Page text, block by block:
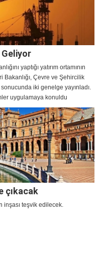
Geliyor
yaptığı yatırım ortamının
Bakanlığı, Çevre ve Şehircilik
iki genelge yayınladı.
uygulamaya konuldu
çıkacak
inşası teşvik edilecek.